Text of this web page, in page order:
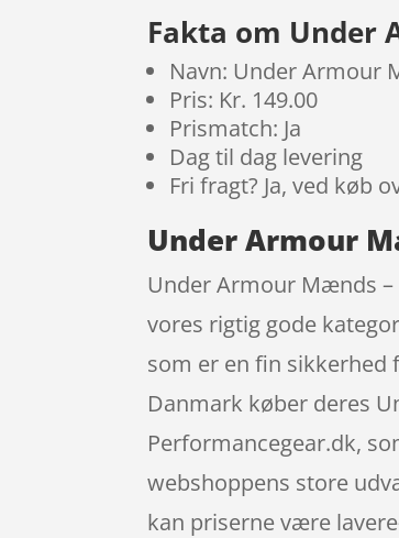
Fakta om Under
Navn: Under Armour
Pris: Kr. 149.00
Prismatch: Ja
Dag til dag levering
Fri fragt? Ja, ved køb
Under Armour
Under Armour Mænds –
vores rigtig gode
som er en fin sikkerhed
Danmark køber deres
Performancegear.dk,
webshoppens store
kan priserne være